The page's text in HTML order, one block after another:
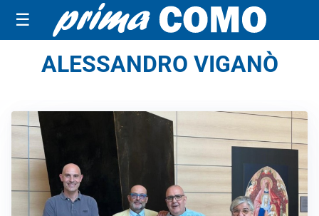
☰
ALESSANDRO VIGANÒ